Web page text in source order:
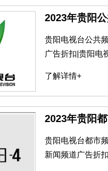
2023年贵阳
贵阳电视台公共
广告折扣|贵阳电
了解详情+
2023年贵阳
贵阳电视台都市
新闻频道广告折